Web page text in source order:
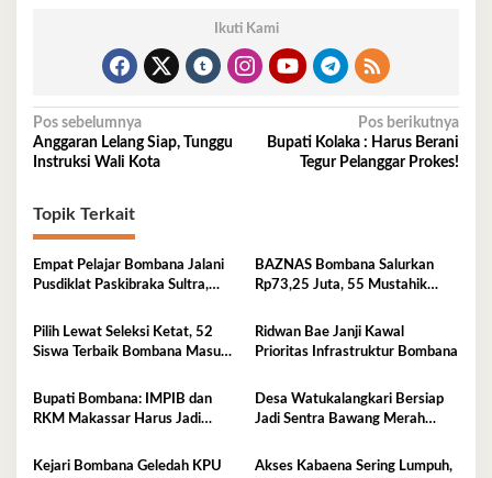
Ikuti Kami
Navigasi
pos
Pos sebelumnya
Anggaran Lelang Siap, Tunggu
Instruksi Wali Kota
Pos berikutnya
Bupati Kolaka : Harus Berani
Tegur Pelanggar Prokes!
Topik Terkait
Empat Pelajar Bombana Jalani
Pusdiklat Paskibraka Sultra,
BAZNAS Bombana Salurkan
Rp73,25 Juta, 55 Mustahik
Pilih Lewat Seleksi Ketat, 52
Siswa Terbaik Bombana Masuk
Ridwan Bae Janji Kawal
Prioritas Infrastruktur Bombana
Bupati Bombana: IMPIB dan
RKM Makassar Harus Jadi
Desa Watukalangkari Bersiap
Jadi Sentra Bawang Merah
Kejari Bombana Geledah KPU
Akses Kabaena Sering Lumpuh,